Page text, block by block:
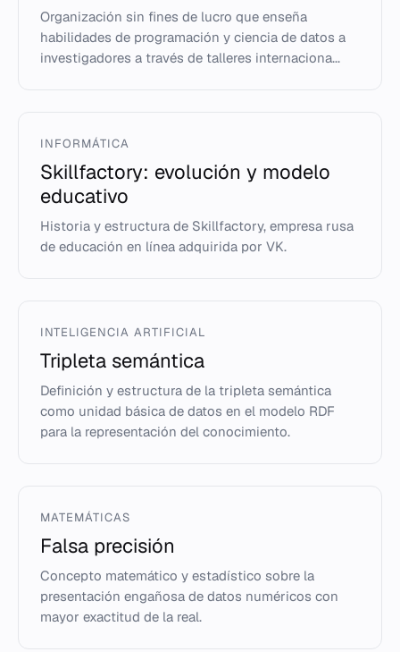
Organización sin fines de lucro que enseña
habilidades de programación y ciencia de datos a
investigadores a través de talleres internaciona...
INFORMÁTICA
Skillfactory: evolución y modelo
educativo
Historia y estructura de Skillfactory, empresa rusa
de educación en línea adquirida por VK.
INTELIGENCIA ARTIFICIAL
Tripleta semántica
Definición y estructura de la tripleta semántica
como unidad básica de datos en el modelo RDF
para la representación del conocimiento.
MATEMÁTICAS
Falsa precisión
Concepto matemático y estadístico sobre la
presentación engañosa de datos numéricos con
mayor exactitud de la real.